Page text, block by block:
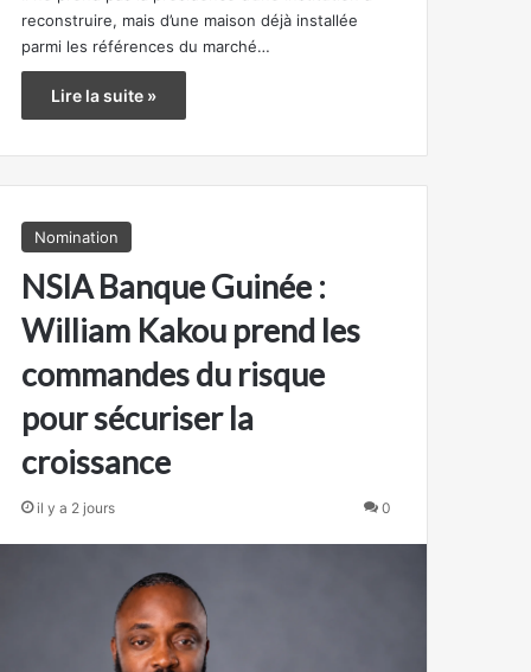
reconstruire, mais d’une maison déjà installée
parmi les références du marché…
Lire la suite »
Nomination
NSIA Banque Guinée :
William Kakou prend les
commandes du risque
pour sécuriser la
croissance
il y a 2 jours 0